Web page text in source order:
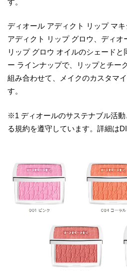
ディオール アディクト リップ マ
アディクト リップ グロウ、ディオ
リップ グロウ オイルのシェード
ー ラインナップで、リップとチー
組み合わせて、メイクのカスタマ
す。
※1 ディオールのサステナブル活
る規約を遵守しています。詳細は